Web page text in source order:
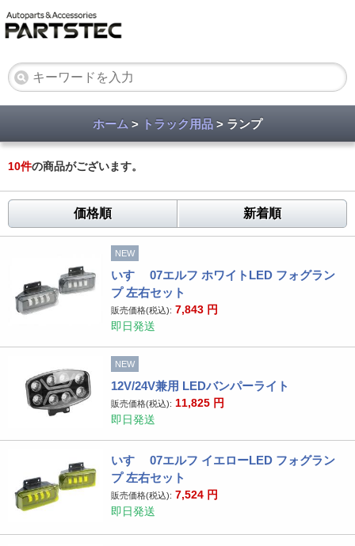
ホーム > トラック用品 > ランプ
10件の商品がございます。
価格順 新着順
NEW
いすゞ 07エルフ ホワイトLED フォグラン
プ 左右セット
販売価格(税込): 7,843 円
即日発送
NEW
12V/24V兼用 LEDバンパーライト
販売価格(税込): 11,825 円
即日発送
いすゞ 07エルフ イエローLED フォグラン
プ 左右セット
販売価格(税込): 7,524 円
即日発送